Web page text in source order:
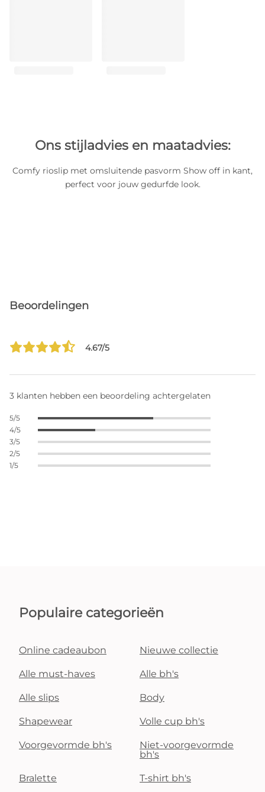
Ons stijladvies en maatadvies:
Comfy rioslip met omsluitende pasvorm Show off in kant,
perfect voor jouw gedurfde look.
Beoordelingen
4.67/5
3 klanten hebben een beoordeling achtergelaten
5/5
4/5
3/5
2/5
1/5
Populaire categorieën
Online cadeaubon Nieuwe collectie
Alle must-haves Alle bh's
Alle slips Body
Shapewear Volle cup bh's
Voorgevormde bh's
Niet-voorgevormde
bh's
Bralette T-shirt bh's